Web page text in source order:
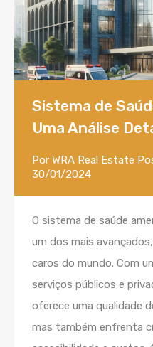
Sistema de
Uma Análise
Por WRA Real Estate
30/01/2024
O sistema de saúde
um dos mais
caros do mundo. Com
serviços públicos e
oferece uma qualidade
mas também enfrenta